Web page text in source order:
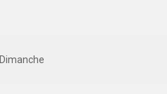
Dimanche